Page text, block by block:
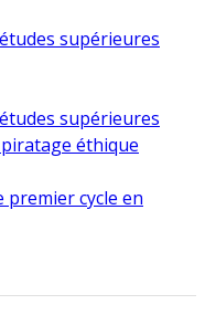
supérieures
supérieures
éthique
premier cycle en